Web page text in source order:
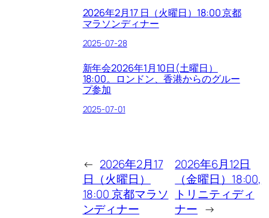
2026年2月17 日（火曜日）18:00 京都
マラソンディナー
2025-07-28
新年会2026年1月10日(土曜日）
18:00。ロンドン、香港からのグルー
プ参加
2025-07-01
← 2026年2月17
日（火曜日）
18:00 京都マラソ
ンディナー
2026年6月12日
（金曜日）18:00,
トリニティディ
ナー →